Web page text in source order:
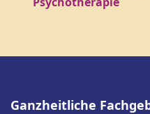
Ganzheitliche